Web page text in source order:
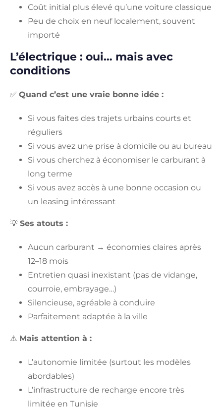
Coût initial plus élevé qu’une voiture classique
Peu de choix en neuf localement, souvent
importé
L’électrique : oui… mais avec
conditions
✅ Quand c’est une vraie bonne idée :
Si vous faites des trajets urbains courts et
réguliers
Si vous avez une prise à domicile ou au bureau
Si vous cherchez à économiser le carburant à
long terme
Si vous avez accès à une bonne occasion ou
un leasing intéressant
💡 Ses atouts :
Aucun carburant → économies claires après
12–18 mois
Entretien quasi inexistant (pas de vidange,
courroie, embrayage…)
Silencieuse, agréable à conduire
Parfaitement adaptée à la ville
⚠️ Mais attention à :
L’autonomie limitée (surtout les modèles
abordables)
L’infrastructure de recharge encore très
limitée en Tunisie